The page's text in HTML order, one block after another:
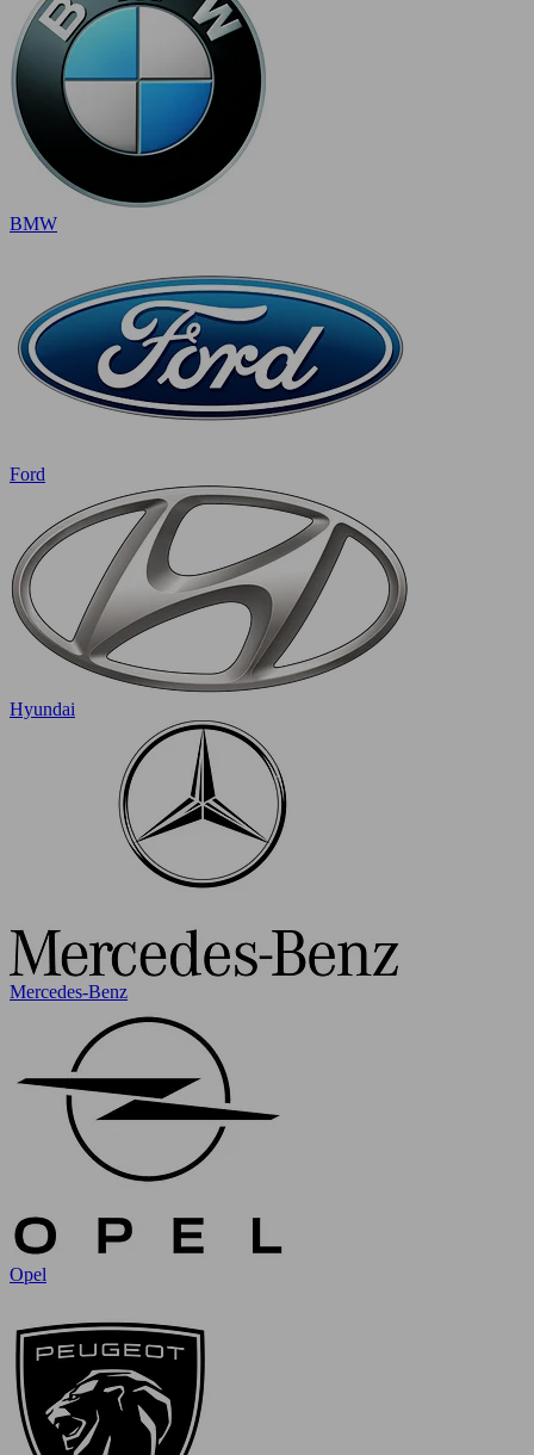
BMW
Ford
Hyundai
Mercedes-Benz
Opel